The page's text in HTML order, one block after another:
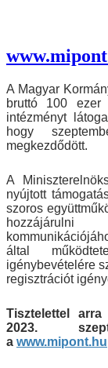
A Magyar
bruttó 100 ezer
intézményt
hogy
megkezdődött.
A
nyújtott
szoros
hozzájárulni
által
igénybevételére
regisztrációt
Tisztelettel
2023.
a www.mipont.hu